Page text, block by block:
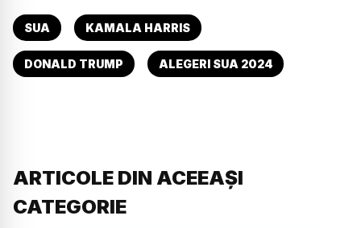
SUA KAMALA HARRIS
DONALD TRUMP ALEGERI SUA 2024
ARTICOLE DIN ACEEAȘI
CATEGORIE